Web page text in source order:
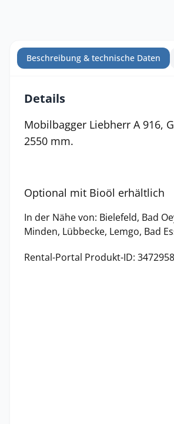
Beschreibung & technische Daten
Details
Mobilbagger Liebherr A 916,
2550 mm.
Optional mit Bioöl erhältlich
In der Nähe von: Bielefeld, Bad
Minden, Lübbecke, Lemgo, Bad
Rental-Portal Produkt-ID: 3472958